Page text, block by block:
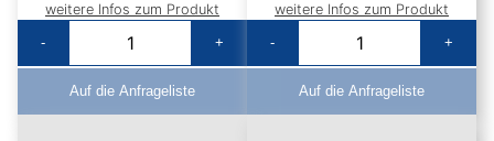
weitere Infos zum Produkt
-
+
Auf die Anfrageliste
weitere Infos zum Produkt
-
+
Auf die Anfrageliste